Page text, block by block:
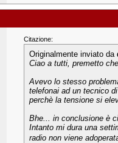
Citazione:
Originalmente inviato da
Ciao a tutti, premetto
Avevo lo stesso
telefonai ad un tecnico
perchè la tensione si
Bhe... in conclusione è
Intanto mi dura una
radio non viene